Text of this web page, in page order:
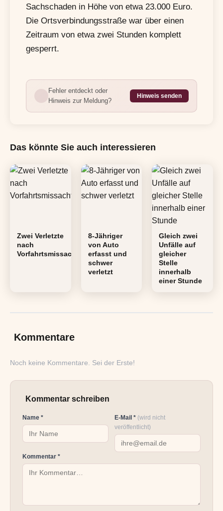
Sachschaden in Höhe von etwa 23.000 Euro.
Die Ortsverbindungsstraße war über einen
Zeitraum von etwa zwei Stunden komplett
gesperrt.
Fehler entdeckt oder
Hinweis zur Meldung?
Hinweis senden
Das könnte Sie auch interessieren
Zwei Verletzte
nach
Vorfahrtsmissachtung
8-Jähriger
von Auto
erfasst und
schwer
verletzt
Gleich zwei
Unfälle auf
gleicher
Stelle
innerhalb
einer Stunde
Kommentare
Noch keine Kommentare. Sei der Erste!
Kommentar schreiben
Name * E-Mail * (wird nicht
veröffentlicht)
Kommentar *